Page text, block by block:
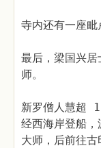
寺内还有一座毗
最后，梁国兴
师。
新罗僧人慧超
经西海岸登船
大师，后前往